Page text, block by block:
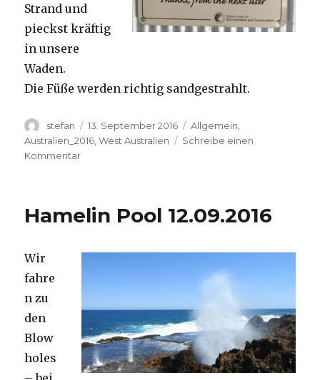
Strand und
pieckst kräftig
in unsere
Waden.
Die Füße werden richtig sandgestrahlt.
Autor
stefan
Veröffentlicht
am
13. September 2016 Kategorien
Allgemein
Australien_2016 ,West Australien
Schreibe einen
Kommentarzu
Hamelin Pool 12.09.2016
Wir
fahre
n zu
den
Blow
holes